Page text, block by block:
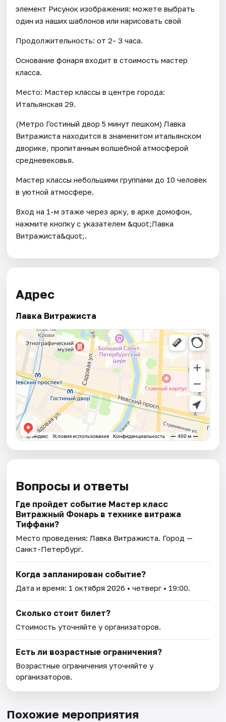
элемент Рисунок изображения: можете выбрать
один из наших шаблонов или нарисовать свой
Продолжительность: от 2- 3 часа.
Основание фонаря входит в стоимость мастер
класса.
Место: Мастер классы в центре города:
Итальянская 29.
(Метро Гостиный двор 5 минут пешком) Лавка
Витражиста находится в знаменитом итальянском
дворике, пропитанным волшебной атмосферой
средневековья.
Мастер классы небольшими группами до 10 человек
в уютной атмосфере.
Вход на 1-м этаже через арку, в арке домофон,
нажмите кнопку с указателем &quot;Лавка
Витражиста&quot;.
Адрес
Лавка Витражиста
Вопросы и ответы
Где пройдет событие Мастер класс
Витражный Фонарь в технике витража
Тиффани?
Место проведения:Лавка Витражиста. Город —
Санкт-Петербург.
Когда запланирован событие?
Дата и время: 1 октября 2026 • четверг • 19:00.
Сколько стоит билет?
Стоимость уточняйте у организаторов.
Есть ли возрастные ограничения?
Возрастные ограничения уточняйте у
организаторов.
Похожие мероприятия